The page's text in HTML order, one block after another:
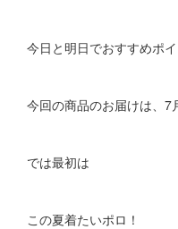
今日と明日でおすすめポ
今回の商品のお届けは、7
では最初は
この夏着たいポロ！